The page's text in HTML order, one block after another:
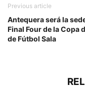
Previous article
Antequera será la
Final Four de la Copa
de Fútbol Sala